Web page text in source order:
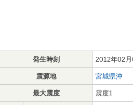
発生時刻 2012年02
震源地 宮城県沖
最大震度 震度1